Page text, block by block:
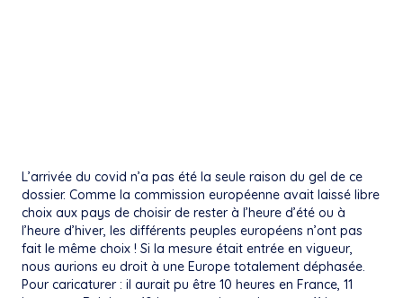
L’arrivée du covid n’a pas été la seule raison du gel de ce
dossier. Comme la commission européenne avait laissé libre
choix aux pays de choisir de rester à l’heure d’été ou à
l’heure d’hiver, les différents peuples européens n’ont pas
fait le même choix ! Si la mesure était entrée en vigueur,
nous aurions eu droit à une Europe totalement déphasée.
Pour caricaturer : il aurait pu être 10 heures en France, 11